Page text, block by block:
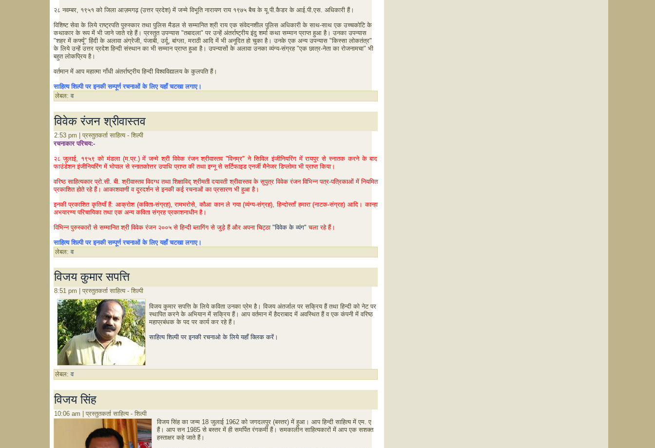
२८ नवम्बर, १९५१ को जिला आज़मगढ़ (उत्तर प्रदेश) में जन्मे विभूति नारायण राय १९७५ बैच के यू.पी.कैडर के आई.पी.एस. अधिकारी हैं।
विशिष्ट सेवा के लिये राष्ट्रपति पुरुस्कार तथा पुलिस मैडल से सम्मानित श्री राय एक संवेदनशील पुलिस अधिकारी के साथ-साथ एक उच्चकोटि के
कथाकार के रूप में भी जाने जाते रहे हैं। प्रस्तुत उपन्यास "तबादला" पर उन्हें अंतर्राष्ट्रीय इंदु शर्मा कथा सम्मान प्राप्त हुआ है। उनका उपन्यास
"शहर में कर्फ्यू" हिंदी के अलावा अंग्रेजी, पंजाबी, उर्दू, बांग्ला, मराठी आदि में भी अनूदित हो चुका है। उनके एक अन्य उपन्यास "किस्सा लोकतंत्र"
के लिये उन्हें उत्तर प्रदेश हिन्दी संस्थान का भी सम्मान प्राप्त हुआ है। उपन्यासों के अलावा उनका व्यंग्य-संग्रह "एक छात्र-नेता का रोजनामचा" भी
बहुत लोकप्रिय है।
वर्तमान में आप महात्मा गाँधी अंतर्राष्ट्रीय हिन्दी विश्वविद्यालय के कुलपति हैं।
साहित्य शिल्पी पर इनकी सम्पूर्ण रचनाओं के लिए यहाँ चटखा लगाए।
लेबल: व
विवेक रंजन श्रीवास्तव
2:53 pm | प्रस्तुतकर्ता साहित्य - शिल्पी
रचनाकार परिचय:-
२८ जुलाई, १९५९ को मंडला (म.प्र.) में जन्मे श्री विवेक रंजन श्रीवास्तव "विनम्र" ने सिविल इंजीनियरिंग में रायपुर से स्नातक करने के बाद
फाउंडेशन इंजीनियरिंग में भोपाल से स्नातकोत्तर उपाधि प्राप्त की तथा इग्नू से सर्टिफाइड एनर्जी मैनेजर डिप्लोमा भी प्राप्त किया।
वरिष्ठ साहित्यकार प्रो.सी. बी. श्रीवास्तव विदग्ध तथा शिक्षाविद् श्रीमती दयावती श्रीवास्तव के सुपुत्र विवेक रंजन विभिन्न पत्र-पत्रिकाओं में नियमित
प्रकाशित होते रहे हैं। आकाशवाणी व दूरदर्शन से इनकी कई रचनाओं का प्रसारण भी हुआ है।
इनकी प्रकाशित कृतियाँ हैं: आक्रोश (कविता-संग्रह), रामभरोसे, कौआ कान ले गया (व्यंग्य-संग्रह), हिन्दोस्ताँ हमारा (नाटक-संग्रह) आदि। कान्हा
अभयारण्य परिचायिका तथा एक अन्य कविता संग्रह प्रकाशनाधीन है।
विभिन्न पुरुस्कारों से सम्मानित श्री विवेक रंजन २००५ से हिन्दी ब्लागिंग से जुड़े हैं और अपना चिट्ठा "विवेक के व्यंग" चला रहेहैं।
साहित्य शिल्पी पर इनकी सम्पूर्ण रचनाओं के लिए यहाँ चटखा लगाए।
लेबल: व
विजय कुमार सपत्ति
8:51 pm | प्रस्तुतकर्ता साहित्य - शिल्पी
विजय कुमार सपत्ति के लिये कविता उनका प्रेम है। विजय अंतर्जाल पर सक्रिय हैं तथा हिन्दी को नेट पर
स्थापित करने के अभियान में सक्रिय हैं। आप वर्तमान में हैदराबाद में अवस्थित हैं व एक कंपनी में वरिष्ठ
महाप्रबंधक के पद पर कार्य कर रहे हैं।
साहित्य शिल्पी पर इनकी रचनाओ के लिये यहाँ क्लिक करें।
लेबल: व
विजय सिंह
10:06 am | प्रस्तुतकर्ता साहित्य - शिल्पी
विजय सिंह का जन्म 18 जुलाई 1962 को जगदलपुर (बस्तर) में हुआ। आप हिन्दी साहित्य में एम. ए
हैं। आप सन 1985 से बस्तर में ही समर्पित रंगकर्मी हैं। समकालीन साहित्यकारों में आप एक सशक्त
हस्ताक्षर कहे जाते हैं।